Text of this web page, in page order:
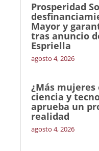
Prosperidad
Mayor y
tras anuncio
Espriella
agosto 4, 2026
¿Más mujeres
ciencia y
aprueba un
realidad
agosto 4, 2026